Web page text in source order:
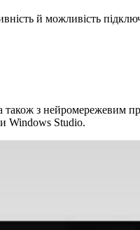
й можливість
з нейромережевим
Windows Studio.